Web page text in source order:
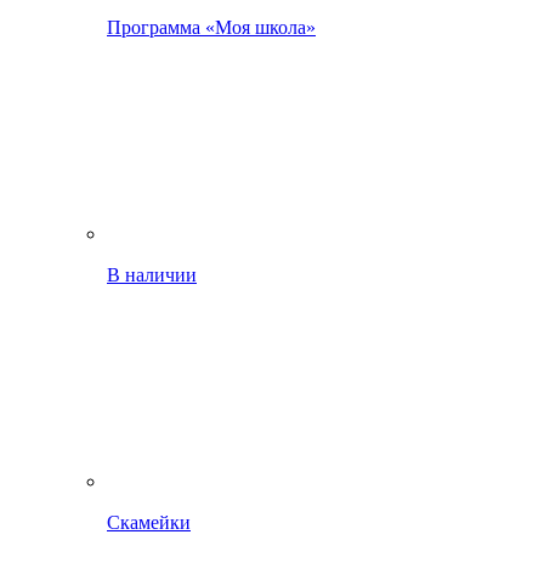
Программа «Моя школа»
В наличии
Скамейки